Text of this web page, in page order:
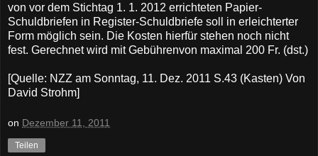
von vor dem Stichtag 1. 1. 2012 errichteten Papier-
Schuldbriefen in Register-Schuldbriefe soll in erleichterter
Form möglich sein. Die Kosten hierfür stehen noch nicht
fest. Gerechnet wird mit Gebührenvon maximal 200 Fr. (dst.)
[Quelle: NZZ am Sonntag, 11. Dez. 2011 S.43 (Kasten) Von
David Strohm]
on Dezember 11, 2011
Teilen